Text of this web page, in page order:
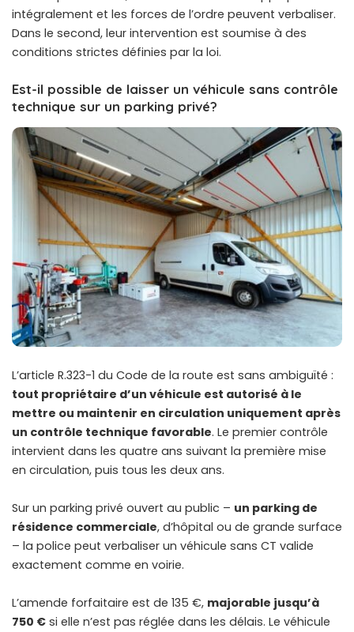
intégralement et les forces de l’ordre peuvent verbaliser.
Dans le second, leur intervention est soumise à des
conditions strictes définies par la loi.
Est-il possible de laisser un véhicule sans contrôle
technique sur un parking privé?
L’article R.323-1 du Code de la route est sans ambiguïté :
tout propriétaire d’un véhicule est autorisé à le
mettre ou maintenir en circulation uniquement après
un contrôle technique favorable. Le premier contrôle
intervient dans les quatre ans suivant la première mise
en circulation, puis tous les deux ans.
Sur un parking privé ouvert au public – un parking de
résidence commerciale, d’hôpital ou de grande surface
– la police peut verbaliser un véhicule sans CT valide
exactement comme en voirie.
L’amende forfaitaire est de 135 €, majorable jusqu’à
750 € si elle n’est pas réglée dans les délais. Le véhicule